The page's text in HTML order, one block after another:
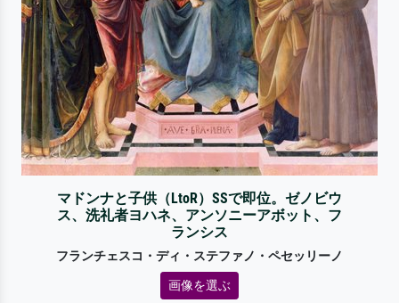
マドンナと子供（LtoR）SSで即位。ゼノビウ
ス、洗礼者ヨハネ、アンソニーアボット、フ
ランシス
フランチェスコ・ディ・ステファノ・ペセッリーノ
画像を選ぶ